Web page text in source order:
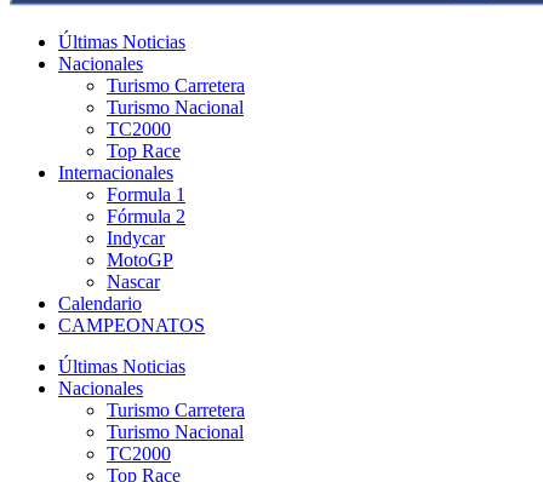
Últimas Noticias
Nacionales
Turismo Carretera
Turismo Nacional
TC2000
Top Race
Internacionales
Formula 1
Fórmula 2
Indycar
MotoGP
Nascar
Calendario
CAMPEONATOS
Últimas Noticias
Nacionales
Turismo Carretera
Turismo Nacional
TC2000
Top Race